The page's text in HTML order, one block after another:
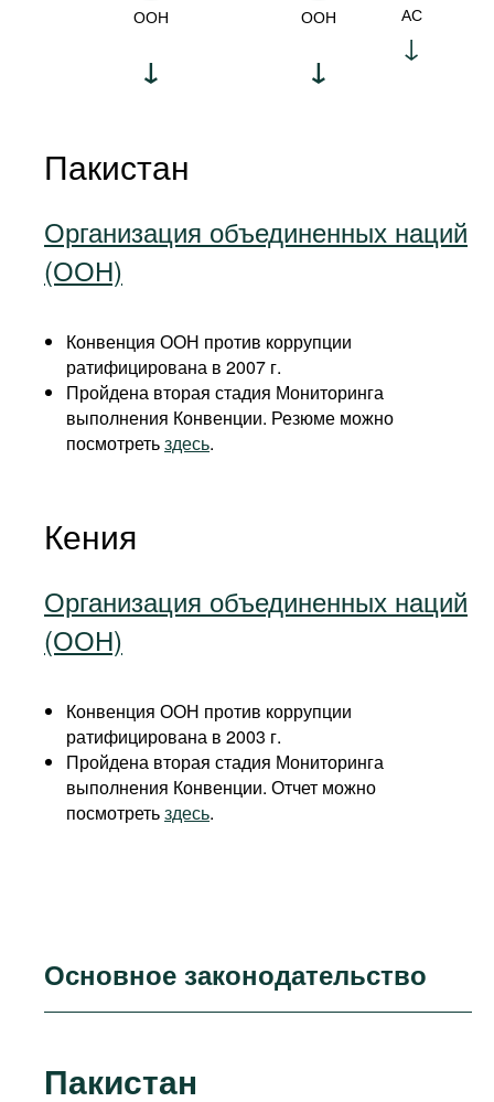
ООН ООН АС
Пакистан
Организация объединенных наций
(ООН)
Конвенция ООН против коррупции
ратифицирована в 2007 г.
Пройдена вторая стадия Мониторинга
выполнения Конвенции. Резюме можно
посмотретьздесь.
Кения
Организация объединенных наций
(ООН)
Конвенция ООН против коррупции
ратифицирована в 2003 г.
Пройдена вторая стадия Мониторинга
выполнения Конвенции. Отчет можно
посмотретьздесь.
Основное законодательство
Пакистан